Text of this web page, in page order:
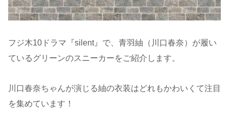
フジ木10ドラマ『silent』で、青羽紬（川口春奈）が履い
ているグリーンのスニーカーをご紹介します。
川口春奈ちゃんが演じる紬の衣装はどれもかわいくて注目
を集めています！